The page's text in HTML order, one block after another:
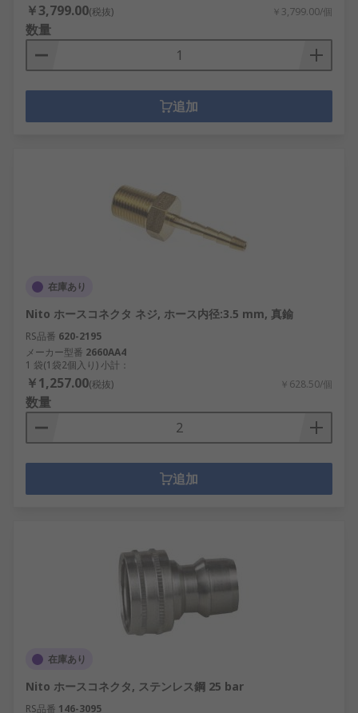
￥3,799.00(税抜) ￥3,799.00/個
数量
追加
在庫あり
Nito ホースコネクタ ネジ, ホース内径:3.5 mm, 真鍮
RS品番 620-2195
メーカー型番 2660AA4
1 袋(1袋2個入り) 小計：
￥1,257.00(税抜) ￥628.50/個
数量
追加
在庫あり
Nito ホースコネクタ, ステンレス鋼 25 bar
RS品番 146-3095